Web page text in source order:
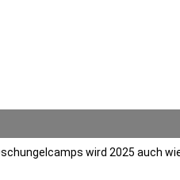
wird 2025 auch